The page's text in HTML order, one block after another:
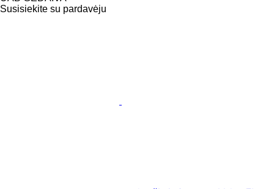
Susisiekite su pardavėju